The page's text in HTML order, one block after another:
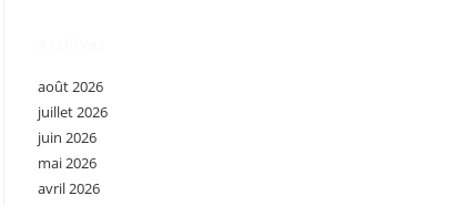
août 2026
juillet 2026
juin 2026
mai 2026
avril 2026